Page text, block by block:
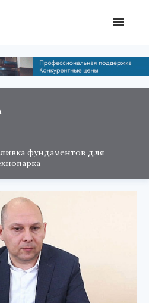
фундаментов для